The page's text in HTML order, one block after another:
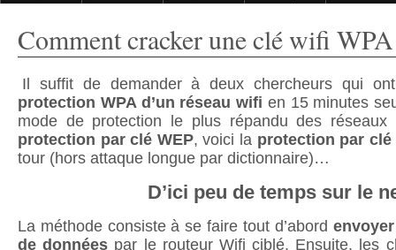
Comment cracker une clé wifi
Il suffit de demander à deux chercheurs qui
protection WPA d’un réseau wifi en 15 minutes
mode de protection le plus répandu des
protection par clé WEP, voici la protection par clé
tour (hors attaque longue par dictionnaire)…
D’ici peu de temps sur le
La méthode consiste à se faire tout d’abord
de données par le routeur Wifi ciblé. Ensuite, les